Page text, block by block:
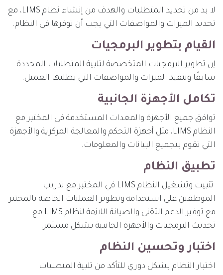
لا بد من تحديد المتطلبات والهدف من إنشاء نظام LIMS، مع
تحديد الميزات والمواصفات التي يجب أن توفرها في النظام.
القيام بتطوير البرمجيات
إن تطوير البرمجيات المتخصصة لتلبية المتطلبات المحددة
سابقًا وتنفيذ الميزات والمواصفات التي يطلبها العميل.
تكامل الأجهزة الجانبية
توافق جميع الأجهزة والمعدات المستخدمة في المختبر مع
النظام LIMS، مثل أجهزة التحكم والمعالجة المركزية والأجهزة
التي تقوم بتجميع البيانات والمعلومات.
تطبيق النظام
تثبيت وتشغيل النظام LIMS في المختبر مع تدريب
الموظفين على استخدامه وتطوير العمليات الخاصة بالمختبر
مع توفير الدعم التقني والصيانة اللازمة لنظام LIMS مع
تحديث البرمجيات والأجهزة الجانبية بشكل مستمر.
اختبار وتحسين النظام
اختبار النظام بشكل دوري للتأكد من تلبية المتطلبات